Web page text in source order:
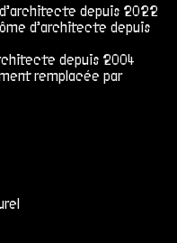
depuis 2022
d’architecte depuis
depuis 2004
remplacée par